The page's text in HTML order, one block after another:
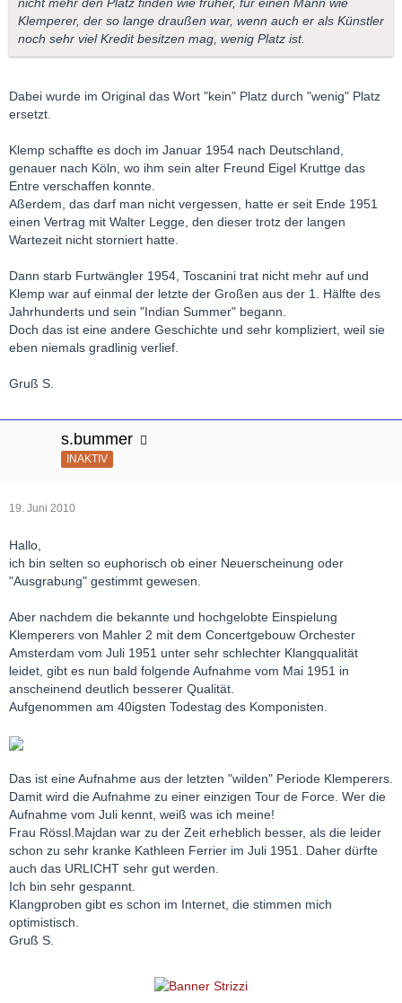
Klemperer, der so lange draußen war, wenn auch er als Künstler
noch sehr viel Kredit besitzen mag, wenig Platz ist.
Dabei wurde im Original das Wort "kein" Platz durch "wenig" Platz
ersetzt.
Klemp schaffte es doch im Januar 1954 nach Deutschland,
genauer nach Köln, wo ihm sein alter Freund Eigel Kruttge das
Entre verschaffen konnte.
Aßerdem, das darf man nicht vergessen, hatte er seit Ende 1951
einen Vertrag mit Walter Legge, den dieser trotz der langen
Wartezeit nicht storniert hatte.
Dann starb Furtwängler 1954, Toscanini trat nicht mehr auf und
Klemp war auf einmal der letzte der Großen aus der 1. Hälfte des
Jahrhunderts und sein "Indian Summer" begann.
Doch das ist eine andere Geschichte und sehr kompliziert, weil sie
eben niemals gradlinig verlief.
Gruß S.
s.bummer
INAKTIV
19. Juni 2010
Hallo,
ich bin selten so euphorisch ob einer Neuerscheinung oder
"Ausgrabung" gestimmt gewesen.
Aber nachdem die bekannte und hochgelobte Einspielung
Klemperers von Mahler 2 mit dem Concertgebouw Orchester
Amsterdam vom Juli 1951 unter sehr schlechter Klangqualität
leidet, gibt es nun bald folgende Aufnahme vom Mai 1951 in
anscheinend deutlich besserer Qualität.
Aufgenommen am 40igsten Todestag des Komponisten.
Das ist eine Aufnahme aus der letzten "wilden" Periode Klemperers.
Damit wird die Aufnahme zu einer einzigen Tour de Force. Wer die
Aufnahme vom Juli kennt, weiß was ich meine!
Frau Rössl.Majdan war zu der Zeit erheblich besser, als die leider
schon zu sehr kranke Kathleen Ferrier im Juli 1951. Daher dürfte
auch das URLICHT sehr gut werden.
Ich bin sehr gespannt.
Klangproben gibt es schon im Internet, die stimmen mich
optimistisch.
Gruß S.